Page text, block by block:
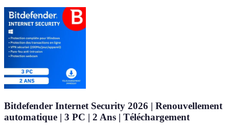
Bitdefender Internet Security 2026 | Renouvellement
automatique | 3 PC | 2 Ans | Téléchargement